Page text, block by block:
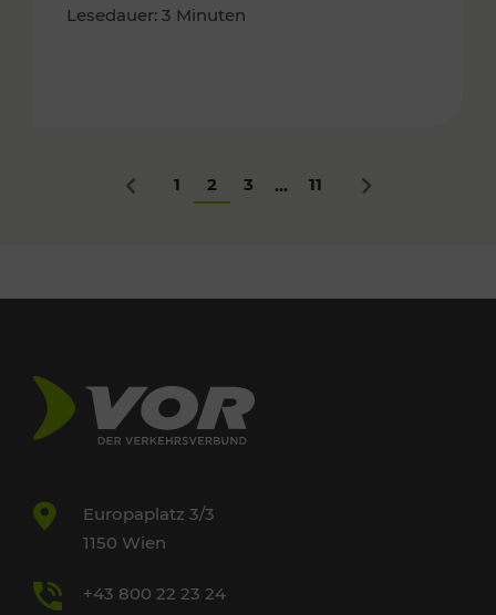
Lesedauer: 3 Minuten
Zurück
1 2 3 ... 11 Nächstes
Europaplatz 3/3
1150 Wien
+43 800 22 23 24